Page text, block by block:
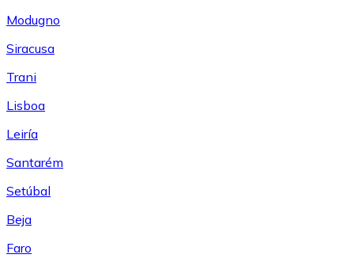
Modugno
Siracusa
Trani
Lisboa
Leiría
Santarém
Setúbal
Beja
Faro